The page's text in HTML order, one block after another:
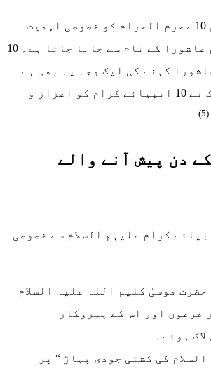
اس مبارک ماہ میں 10 محرم الحرام کو خصوصی اہمیت
حاصل ہے، اسے یوم عاشورا کے نام سے جانا جاتا ہے۔ 10
کہنے کی ایک وجہ یہ بھی ہے
کہ اس دن اللہ پاک نے 10 انبیائے کرام کو اعزاز و
(5)
دن پیش آنے والے
کرام علیہم السلام سے خصوصی
حضرت موسیٰ کلیم اللہ علیہ السلام
فرعون اور اس کے پیروکار
السلام کی کشتی جودی پہاڑ “ پر